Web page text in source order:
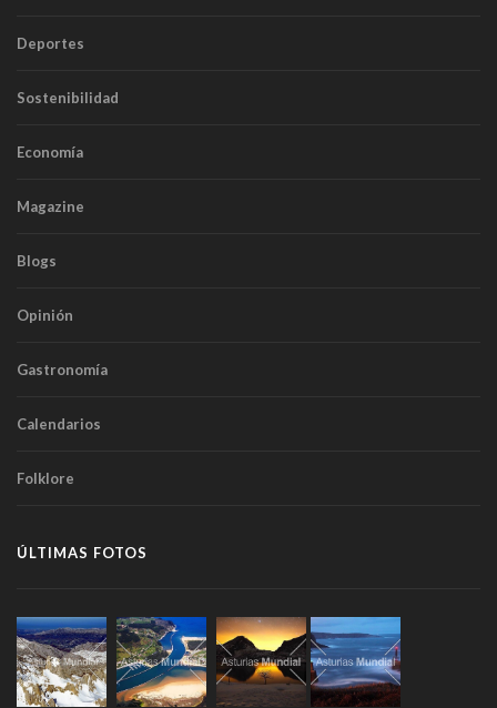
Deportes
Sostenibilidad
Economía
Magazine
Blogs
Opinión
Gastronomía
Calendarios
Folklore
ÚLTIMAS FOTOS